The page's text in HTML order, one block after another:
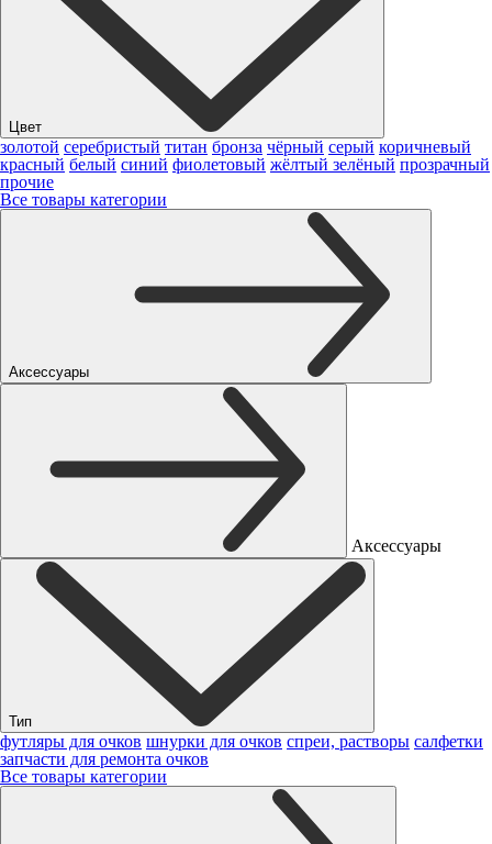
Цвет
золотой серебристый титан бронза чёрный серый коричневый
красный белый синий фиолетовый жёлтый зелёный прозрачный
прочие
Все товары категории
Аксессуары
Аксессуары
Тип
футляры для очков шнурки для очков спреи, растворы салфетки
запчасти для ремонта очков
Все товары категории